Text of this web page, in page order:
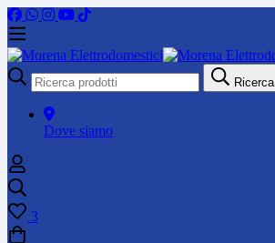
Ricerca
per:
Ricerca
Dove siamo
3